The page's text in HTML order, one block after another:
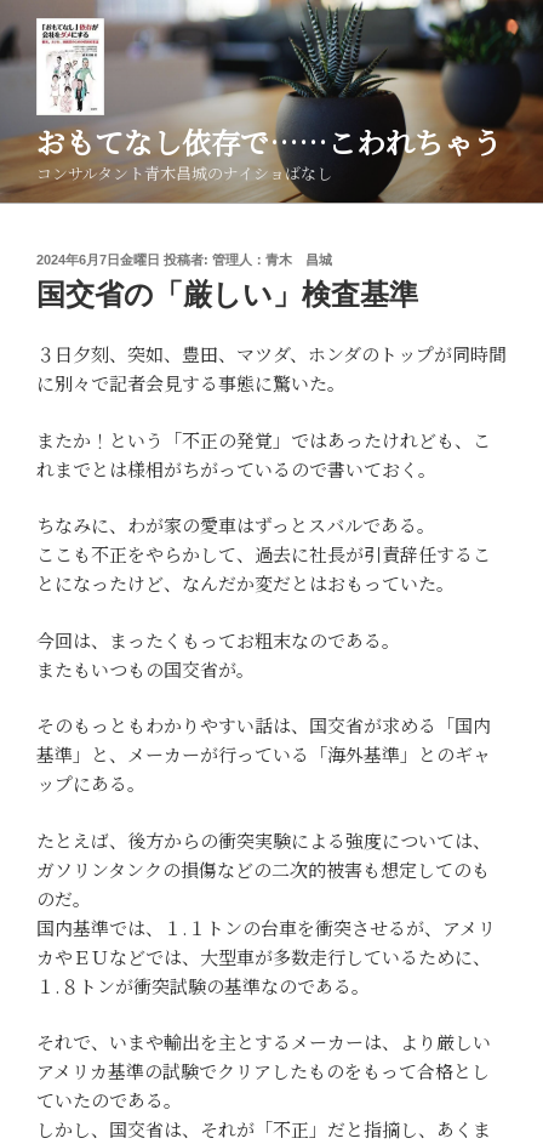
ン
テ
へ
ス
おもてなし依存で……こわれちゃう
コンサルタント青木昌城のナイショばなし
投
稿
日:
2024年6月7日金曜日 投稿者: 管理人：青木 昌城
国交省の「厳しい」検査基準
３日夕刻、突如、豊田、マツダ、ホンダのトップが同時間
に別々で記者会見する事態に驚いた。
またか！という「不正の発覚」ではあったけれども、こ
れまでとは様相がちがっているので書いておく。
ちなみに、わが家の愛車はずっとスバルである。
ここも不正をやらかして、過去に社長が引責辞任するこ
とになったけど、なんだか変だとはおもっていた。
今回は、まったくもってお粗末なのである。
またもいつもの国交省が。
そのもっともわかりやすい話は、国交省が求める「国内
基準」と、メーカーが行っている「海外基準」とのギャ
ップにある。
たとえば、後方からの衝突実験による強度については、
ガソリンタンクの損傷などの二次的被害も想定してのも
のだ。
国内基準では、１.１トンの台車を衝突させるが、アメリ
カやＥＵなどでは、大型車が多数走行しているために、
１.８トンが衝突試験の基準なのである。
それで、いまや輸出を主とするメーカーは、より厳しい
アメリカ基準の試験でクリアしたものをもって合格とし
ていたのである。
しかし、国交省は、それが「不正」だと指摘し、あくま